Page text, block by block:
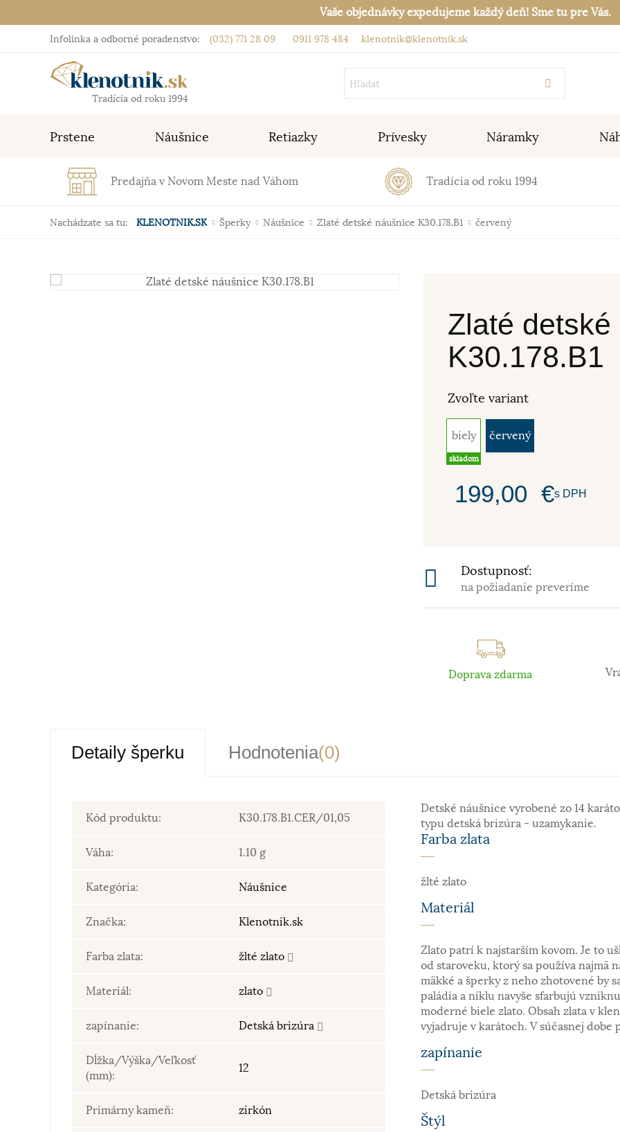
Vaše objednávky expedujeme každý deň! Sme tu pre Vás.
Infolinka a odborné poradenstvo: (032) 771 28 09 0911 978 484 klenotnik@klenotnik.sk
Tradícia od roku 1994
Prstene Náušnice Retiazky Prívesky Náramky
Predajňa v Novom Meste nad Váhom Tradícia od roku 1994
Nachádzate sa tu: KLENOTNIK.SK Šperky Náušnice Zlaté detské náušnice K30.178.B1 červený
Zlaté detské
K30.178.B1
Zvoľte variant
biely
skladom
červený
199,00 €s DPH
Dostupnosť:
na požiadanie preveríme
Doprava zdarma
Detaily šperku Hodnotenia(0)
Kód produktu: K30.178.B1.CER/01,05
Váha: 1.10 g
Kategória: Náušnice
Značka: Klenotnik.sk
Farba zlata: žlté zlato
Materiál: zlato
zapínanie: Detská brizúra
Dĺžka/Výška/Veľkosť
(mm):
12
Primárny kameň: zirkón
Detské náušnice vyrobené zo 14
typu detská brizúra - uzamykanie.
Farba zlata
žlté zlato
Materiál
Zlato patrí k najstarším kovom. Je to
od staroveku, ktorý sa používa najmä
mäkké a šperky z neho zhotovené
paládia a niklu navyše sfarbujú
moderné biele zlato. Obsah zlata v
vyjadruje v karátoch. V súčasnej dobe
zapínanie
Detská brizúra
Štýl